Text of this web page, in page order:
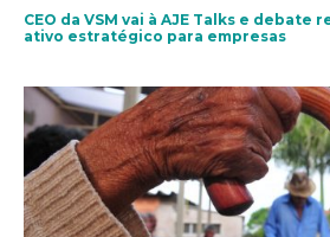
CEO da VSM vai à AJE Talks e debate
ativo estratégico para empresas